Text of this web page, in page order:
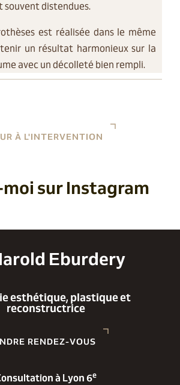
souvent distendues.
est réalisée dans le même
un résultat harmonieux sur la
avec un décolleté bien rempli.
À L'INTERVENTION
sur Instagram
Eburdery
esthétique, plastique et
reconstructrice
RENDEZ-VOUS
à Lyon 6e